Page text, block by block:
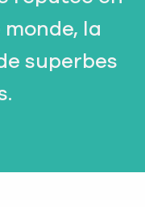
la
superbes